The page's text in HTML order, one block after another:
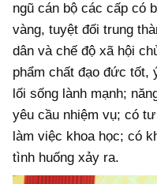
ngũ cán bộ các cấp có
vàng, tuyệt đối trung
dân và chế độ xã hội
phẩm chất đạo đức tốt,
lối sống lành mạnh;
yêu cầu nhiệm vụ; có
làm việc khoa học; có
tình huống xảy ra.